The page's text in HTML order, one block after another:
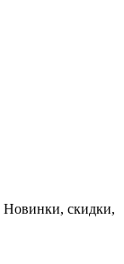
Новинки, скидки,